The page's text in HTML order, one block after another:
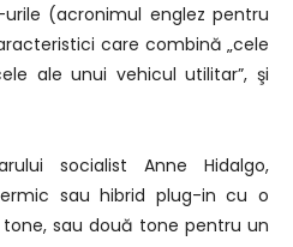
(acronimul englez pentru
care combină „cele
ale unui vehicul utilitar”, şi
socialist Anne Hidalgo,
sau hibrid plug-in cu o
sau două tone pentru un